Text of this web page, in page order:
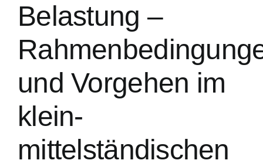
Belastung –
und Vorgehen im
klein-
mittelständischen